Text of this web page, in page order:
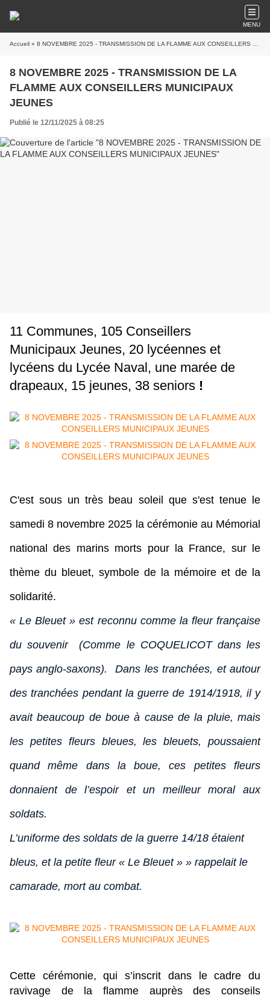
MENU
Accueil » 8 NOVEMBRE 2025 - TRANSMISSION DE LA FLAMME AUX CONSEILLERS MUNICIPAUX JEUNES
8 NOVEMBRE 2025 - TRANSMISSION DE LA
FLAMME AUX CONSEILLERS MUNICIPAUX
JEUNES
Publié le 12/11/2025 à 08:25
11 Communes, 105 Conseillers
Municipaux Jeunes, 20 lycéennes et
lycéens du Lycée Naval, une marée de
drapeaux, 15 jeunes, 38 seniors !
C'est sous un très beau soleil que s'est tenue le
samedi 8 novembre 2025 la cérémonie au Mémorial
national des marins morts pour la France, sur le
thème du bleuet, symbole de la mémoire et de la
solidarité.
« Le Bleuet » est reconnu comme la fleur française
du souvenir (Comme le COQUELICOT dans les
pays anglo-saxons). Dans les tranchées, et autour
des tranchées pendant la guerre de 1914/1918, il y
avait beaucoup de boue à cause de la pluie, mais
les petites fleurs bleues, les bleuets, poussaient
quand même dans la boue, ces petites fleurs
donnaient de l’espoir et un meilleur moral aux
soldats.
L’uniforme des soldats de la guerre 14/18 étaient
bleus, et la petite fleur « Le Bleuet » » rappelait le
camarade, mort au combat.
Cette cérémonie, qui s’inscrit dans le cadre du
ravivage de la flamme auprès des conseils